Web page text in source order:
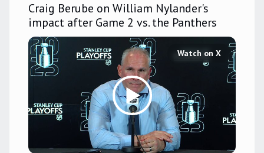
Craig Berube on William Nylander's
impact after Game 2 vs. the Panthers
Watch on X